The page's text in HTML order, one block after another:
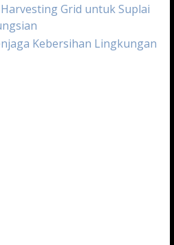
Grid untuk Suplai
Kebersihan Lingkungan